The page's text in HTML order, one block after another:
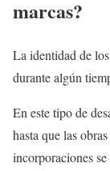
marcas?
La identidad de
durante algún
En este tipo de
hasta que las
incorporaciones